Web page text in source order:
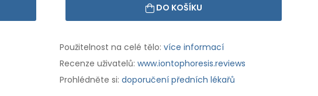
DO KOŠÍKU
Použitelnost na celé tělo: více informací
Recenze uživatelů: www.iontophoresis.reviews
Prohlédněte si: doporučení předních lékařů